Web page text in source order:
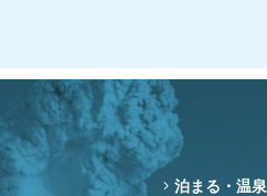
泊まる・温泉